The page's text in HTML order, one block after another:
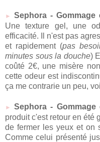
►
Sephora -
Une texture gel, une
efficacité. Il n'est pas
et rapidement (pas
minutes sous la douche)
coûté 2€, une misère
cette odeur est
ça me contrarie un peu,
►Sephora -
produit c'est retour en été
de fermer les yeux et on
Comme celui présenté